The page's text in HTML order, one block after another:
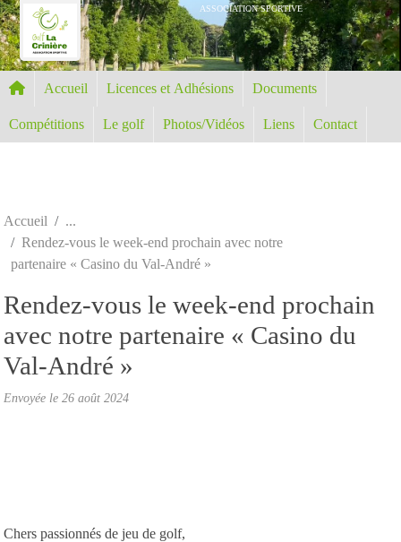
ASSOCIATION SPORTIVE
Accueil Licences et Adhésions Documents
Compétitions Le golf Photos/Vidéos Liens Contact
Accueil
Rendez-vous le week-end prochain avec notre
partenaire « Casino du Val-André »
Rendez-vous le week-end prochain
avec notre partenaire « Casino du
Val-André »
Envoyée le 26 août 2024
Chers passionnés de jeu de golf,
Panneau de gestion des cookies